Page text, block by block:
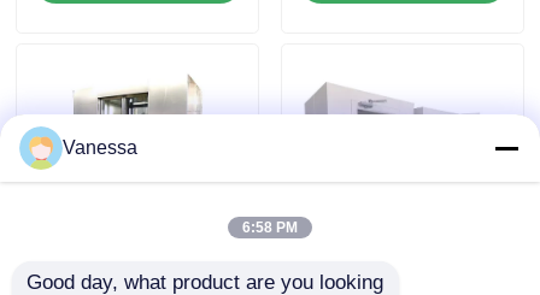
Fälle
Modularer Reinraum
industrielle Luft- Durchlauf-Kasten-
Vanessa
6:58 PM
Good day, what product are you looking